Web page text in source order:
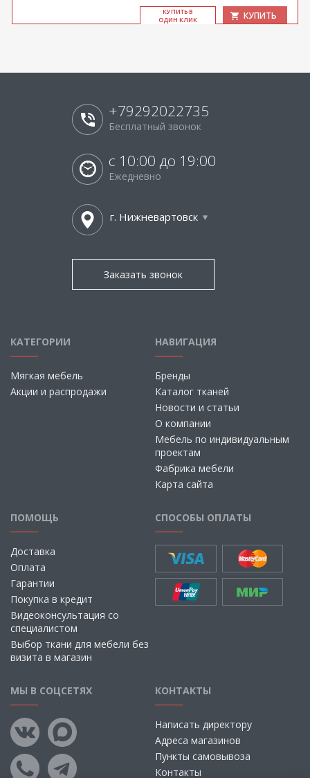
КУ­ПИТЬ В
ОДИН КЛИК
КУПИТЬ
+79292022735
Бесплатный звонок
с 10:00 до 19:00
Ежедневно
г. Нижневартовск
Заказать звонок
КАТЕГОРИИ
Мягкая мебель
Акции и распродажи
НАВИГАЦИЯ
Бренды
Каталог тканей
Новости и статьи
О компании
Мебель по индивидуальным
проектам
Фабрика мебели
Карта сайта
ПОМОЩЬ
Доставка
Оплата
Гарантии
Покупка в кредит
Видеоконсультация со
специалистом
Выбор ткани для мебели без
визита в магазин
СПОСОБЫ ОПЛАТЫ
МЫ В СОЦСЕТЯХ КОНТАКТЫ
Написать директору
Адреса магазинов
Пункты самовывоза
Контакты